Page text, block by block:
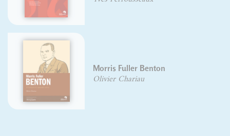
Morris Fuller Benton
Olivier Chariau